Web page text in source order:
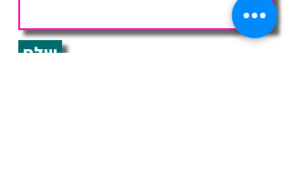
שלח